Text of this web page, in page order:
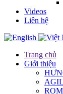
Videos
Liên hệ
Trang chủ
Giới thiệu